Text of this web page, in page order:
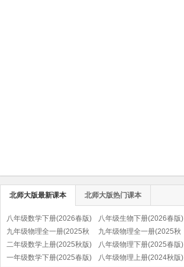
北师大版最新课本 北师大版热门课本
八年级数学下册(2026春版) 八年级生物下册(2026春版)
九年级物理全一册(2025秋
版)
九年级物理全一册(2025秋
版)(北京版)
二年级数学上册(2025秋版)
八年级物理下册(2025春版)
一年级数学下册(2025春版)
八年级物理上册(2024秋版)